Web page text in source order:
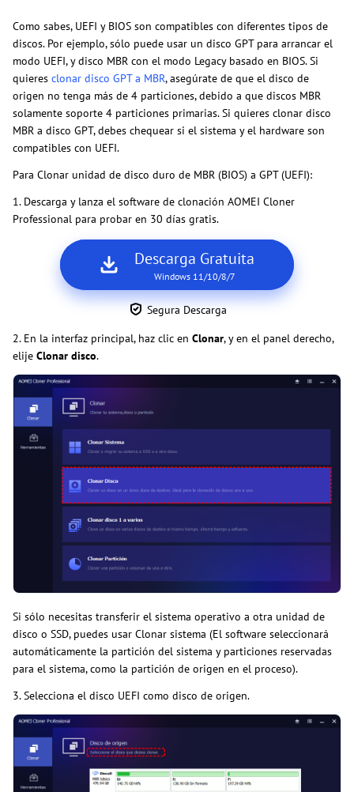
Como sabes, UEFI y BIOS son compatibles con diferentes tipos de
discos. Por ejemplo, sólo puede usar un disco GPT para arrancar el
modo UEFI, y disco MBR con el modo Legacy basado en BIOS. Si
quieres clonar disco GPT a MBR, asegúrate de que el disco de
origen no tenga más de 4 particiones, debido a que discos MBR
solamente soporte 4 particiones primarias. Si quieres clonar disco
MBR a disco GPT, debes chequear si el sistema y el hardware son
compatibles con UEFI.
Para Clonar unidad de disco duro de MBR (BIOS) a GPT (UEFI):
1. Descarga y lanza el software de clonación AOMEI Cloner
Professional para probar en 30 días gratis.
Descarga Gratuita
Windows 11/10/8/7
Segura Descarga
2. En la interfaz principal, haz clic en Clonar, y en el panel derecho,
elije Clonar disco.
Si sólo necesitas transferir el sistema operativo a otra unidad de
disco o SSD, puedes usar Clonar sistema (El software seleccionará
automáticamente la partición del sistema y particiones reservadas
para el sistema, como la partición de origen en el proceso).
3. Selecciona el disco UEFI como disco de origen.